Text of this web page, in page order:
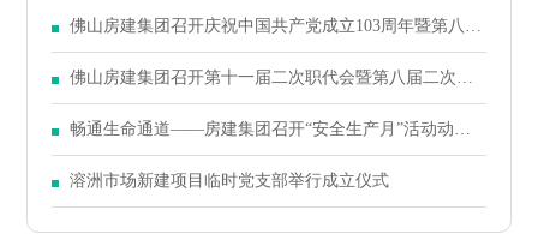
佛山房建集团召开庆祝中国共产党成立103周年暨第八届
二次党员大会
佛山房建集团召开第十一届二次职代会暨第八届二次股
东大会
畅通生命通道——房建集团召开“安全生产月”活动动员
大会
溶洲市场新建项目临时党支部举行成立仪式